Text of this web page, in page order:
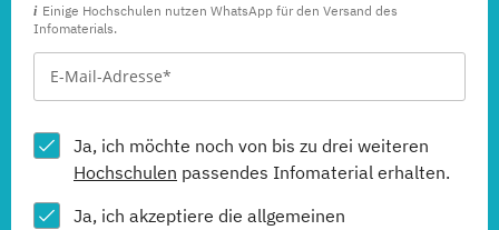
Einige Hochschulen nutzen WhatsApp für den Versand des
Infomaterials.
Ja, ich möchte noch von bis zu drei weiteren
Hochschulen passendes Infomaterial erhalten.
Ja, ich akzeptiere die allgemeinen